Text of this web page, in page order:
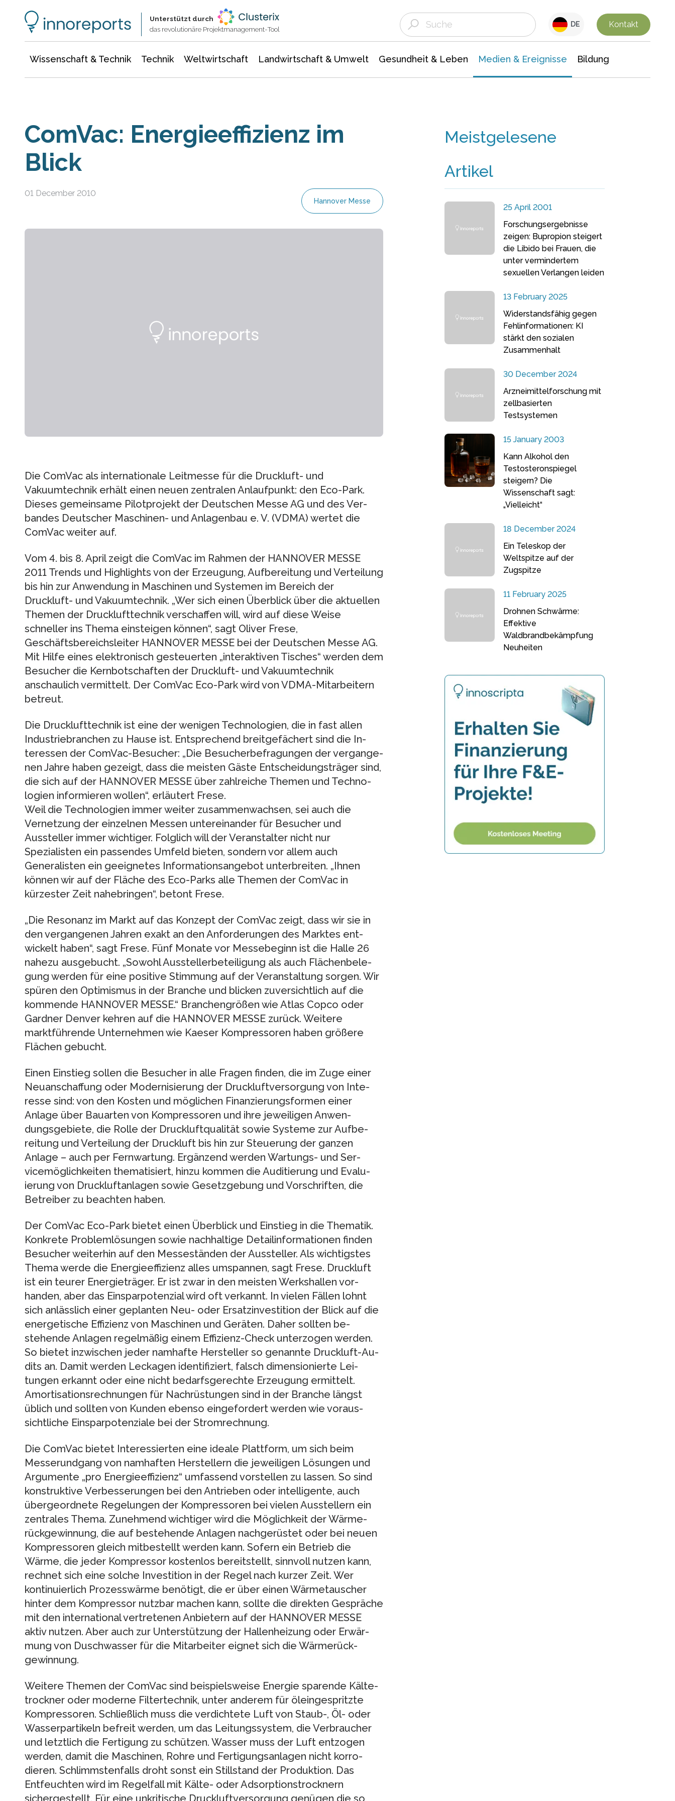
Unterstützt durch
das revolutionäre Projektmanagement-Tool
DE Kontakt
Wissenschaft & Technik Technik Weltwirtschaft Landwirtschaft & Umwelt Gesundheit & Leben Medien & Ereignisse Bildung
ComVac: Energieeffizienz im
Blick
01 December 2010
Hannover Messe
Die ComVac als internationale Leitmesse für die Druckluft- und
Vakuumtechnik erhält einen neuen zentralen Anlaufpunkt: den Eco-Park.
Dieses gemeinsame Pilotprojekt der Deutschen Messe AG und des Ver­
bandes Deutscher Maschinen- und Anlagenbau e. V. (VDMA) wertet die
ComVac weiter auf.
Vom 4. bis 8. April zeigt die ComVac im Rahmen der HANNOVER MESSE
2011 Trends und Highlights von der Erzeugung, Auf­bereitung und Ver­teilung
bis hin zur Anwendung in Maschinen und Systemen im Bereich der
Druckluft- und Vakuumtechnik. „Wer sich ei­nen Über­blick über die aktuellen
Themen der Drucklufttechnik verschaf­fen will, wird auf diese Weise
schneller ins Thema einstei­gen können“, sagt Oliver Frese,
Geschäftsbereichsleiter HANNOVER MESSE bei der Deutschen Messe AG.
Mit Hilfe eines elektronisch gesteuerten „interakti­ven Tisches“ werden dem
Be­sucher die Kernbotschaf­ten der Druckluft- und Vakuum­technik
anschaulich vermittelt. Der ComVac Eco-Park wird von VDMA-Mitarbeitern
betreut.
Die Drucklufttechnik ist eine der wenigen Technologien, die in fast allen
Industriebranchen zu Hause ist. Entsprechend breitgefächert sind die In­
teressen der ComVac-Besucher: „Die Besucherbefragungen der vergange­
nen Jahre haben gezeigt, dass die meisten Gäste Entscheidungs­träger sind,
die sich auf der HANNOVER MESSE über zahlreiche Themen und Techno­
logien informieren wollen“, erläutert Frese.
Weil die Technologien immer weiter zusammenwachsen, sei auch die
Vernetzung der einzel­nen Messen unter­einander für Besucher und
Aussteller immer wichtiger. Folglich will der Veranstalter nicht nur
Spezialisten ein passen­des Umfeld bieten, son­dern vor allem auch
Generalisten ein geeignetes Informations­angebot unterbreiten. „Ihnen
können wir auf der Fläche des Eco-Parks alle Themen der ComVac in
kürzester Zeit nahebringen“, betont Frese.
„Die Resonanz im Markt auf das Konzept der ComVac zeigt, dass wir sie in
den vergangenen Jahren exakt an den Anforderungen des Marktes ent­
wickelt haben“, sagt Frese. Fünf Monate vor Messebeginn ist die Halle 26
nahezu ausgebucht. „Sowohl Ausstellerbe­teiligung als auch Flächenbele­
gung werden für eine positive Stimmung auf der Veranstaltung sorgen. Wir
spüren den Optimismus in der Bran­che und blicken zuversichtlich auf die
kom­mende HANNOVER MESSE.“ Branchengrößen wie Atlas Copco oder
Gardner Denver kehren auf die HANNOVER MESSE zurück. Weitere
marktführende Unternehmen wie Kaeser Kompressoren haben größere
Flächen gebucht.
Einen Einstieg sollen die Besucher in alle Fragen finden, die im Zuge einer
Neuanschaffung oder Modernisierung der Druckluftversorgung von Inte­
resse sind: von den Kosten und möglichen Finanzierungs­formen einer
Anlage über Bauarten von Kompressoren und ihre jeweili­gen Anwen­
dungsgebiete, die Rolle der Druckluftqualität sowie Systeme zur Aufbe­
reitung und Verteilung der Druckluft bis hin zur Steuerung der ganzen
Anlage – auch per Fernwartung. Ergänzend werden Wartungs- und Ser­
vicemöglichkeiten thematisiert, hinzu kommen die Auditierung und Eva­lu­
ierung von Druckluftanlagen sowie Gesetzgebung und Vorschriften, die
Betreiber zu beachten haben.
Der ComVac Eco-Park bietet einen Überblick und Einstieg in die Thematik.
Kon­krete Problemlösungen sowie nachhaltige Detailinformationen finden
Besucher weiterhin auf den Messeständen der Aus­steller. Als wichtigstes
Thema werde die Energieeffizienz alles umspan­nen, sagt Frese. Druckluft
ist ein teurer Energieträger. Er ist zwar in den meisten Werkshallen vor­
handen, aber das Einsparpotenzial wird oft verkannt. In vielen Fällen lohnt
sich anlässlich einer geplanten Neu- oder Ersatzinvestition der Blick auf die
energetische Effizienz von Maschinen und Geräten. Daher sollten be­
stehende Anlagen regelmäßig einem Effizienz-Check unterzogen werden.
So bietet in­zwischen jeder namhafte Hersteller so genannte Druckluft-Au­
dits an. Da­mit werden Leckagen identifiziert, falsch dimensionierte Lei­
tungen er­kannt oder eine nicht bedarfsgerechte Erzeu­gung ermittelt.
Amortisationsrechnungen für Nachrüstungen sind in der Branche längst
üblich und sollten von Kunden ebenso eingefordert werden wie voraus­
sichtliche Einsparpotenziale bei der Stromrechnung.
Die ComVac bietet Interessierten eine ideale Plattform, um sich beim
Messerundgang von namhaften Herstellern die jeweiligen Lösungen und
Argumente „pro Energieeffizienz“ umfassend vorstellen zu lassen. So sind
kon­struk­tive Verbesserungen bei den Antrieben oder intelligente, auch
über­geord­nete Regelungen der Kompressoren bei vielen Ausstellern ein
zentrales Thema. Zu­nehmend wichtiger wird die Möglichkeit der Wärme­
rück­gewinnung, die auf bestehende Anlagen nachgerüstet oder bei neuen
Kompressoren gleich mitbestellt werden kann. Sofern ein Betrieb die
Wärme, die jeder Kompressor kostenlos bereitstellt, sinnvoll nutzen kann,
rechnet sich eine solche Investition in der Regel nach kurzer Zeit. Wer
kontinuierlich Pro­zesswärme benötigt, die er über einen Wärmetauscher
hinter dem Kom­pressor nutzbar machen kann, sollte die direkten Gesprä­che
mit den international vertretenen Anbietern auf der HANNOVER MESSE
aktiv nutzen. Aber auch zur Unter­stützung der Hal­lenheizung oder Erwär­
mung von Duschwasser für die Mitarbeiter eignet sich die Wärmerück­
gewinnung.
Weitere Themen der ComVac sind beispielsweise Energie sparende Kälte­
trockner oder moderne Filtertechnik, unter anderem für öleingespritzte
Kom­pressoren. Schließlich muss die verdichtete Luft von Staub-, Öl- oder
Was­serpartikeln befreit werden, um das Leitungssystem, die Verbraucher
und letztlich die Fertigung zu schützen. Wasser muss der Luft entzogen
werden, damit die Maschinen, Rohre und Fertigungsanlagen nicht korro­
dieren. Schlimmstenfalls droht sonst ein Stillstand der Produktion. Das
Entfeuchten wird im Regelfall mit Kälte- oder Ad­sorptionstrocknern
Meistgelesene
Artikel
25 April 2001
Forschungsergebnisse
zeigen: Bupropion steigert
die Libido bei Frauen, die
unter vermindertem
sexuellen Verlangen leiden
13 February 2025
Widerstandsfähig gegen
Fehlinformationen: KI
stärkt den sozialen
Zusammenhalt
30 December 2024
Arzneimittelforschung mit
zellbasierten
Testsystemen
15 January 2003
Kann Alkohol den
Testosteronspiegel
steigern? Die
Wissenschaft sagt:
„Vielleicht“
18 December 2024
Ein Teleskop der
Weltspitze auf der
Zugspitze
11 February 2025
Drohnen Schwärme:
Effektive
Waldbrandbekämpfung
Neuheiten